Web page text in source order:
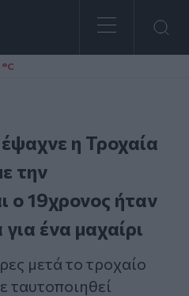
η Τροχαία
την
ο 19χρονος ήταν
ένα μαχαίρι
μετά το τροχαίο
ταυτοποιηθεί